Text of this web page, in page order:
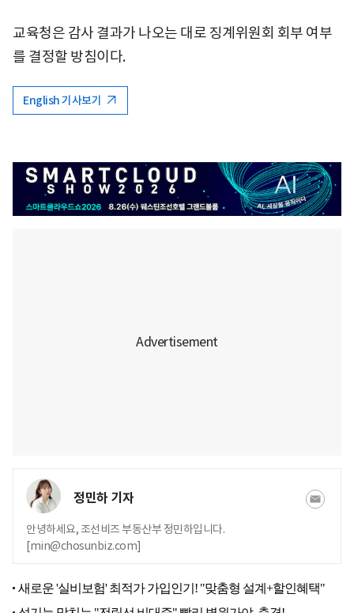
교육청은 감사 결과가 나오는 대로 징계위원회 회부 여부
를 결정할 방침이다.
English 기사보기
정민하 기자
안녕하세요, 조선비즈 부동산부 정민하입니다.
[min@chosunbiz.com]